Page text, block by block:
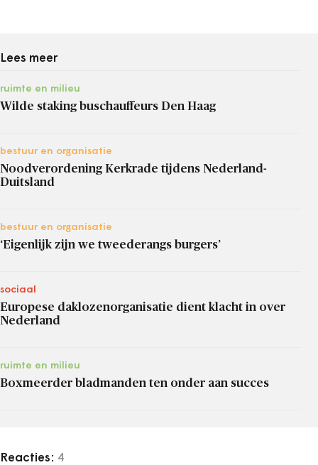
Lees meer
ruimte en milieu
Wilde staking buschauffeurs Den Haag
bestuur en organisatie
Noodverordening Kerkrade tijdens Nederland-
Duitsland
bestuur en organisatie
‘Eigenlijk zijn we tweederangs burgers’
sociaal
Europese daklozenorganisatie dient klacht in over
Nederland
ruimte en milieu
Boxmeerder bladmanden ten onder aan succes
Reacties: 4